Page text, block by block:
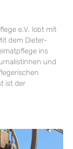
e.V. lobt mit
dem Dieter-
ins
und
ist der